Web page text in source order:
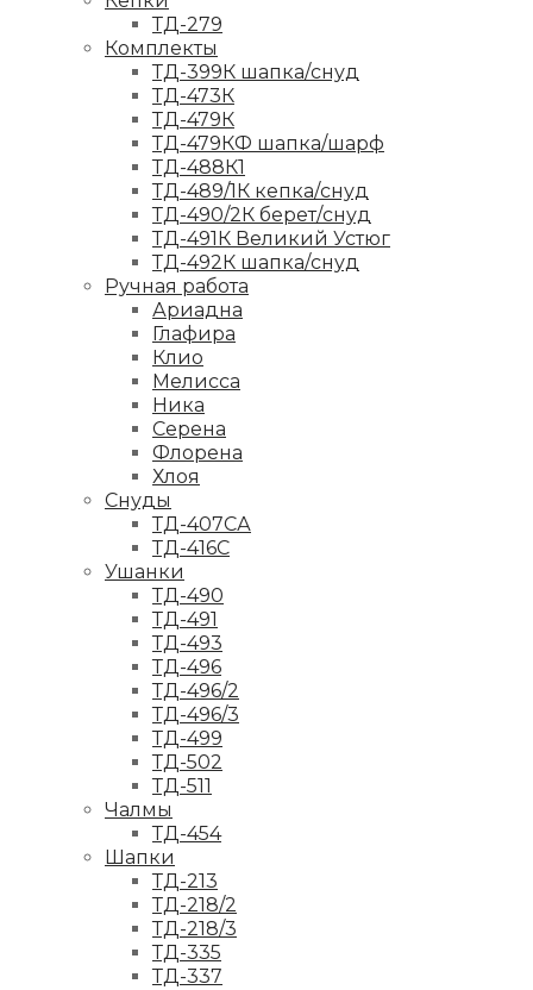
ТД-279
Комплекты
ТД-399К шапка/снуд
ТД-473К
ТД-479К
ТД-479КФ шапка/шарф
ТД-488К1
ТД-489/1К кепка/снуд
ТД-490/2К берет/снуд
ТД-491К Великий Устюг
ТД-492К шапка/снуд
Ручная работа
Ариадна
Глафира
Клио
Мелисса
Ника
Серена
Флорена
Хлоя
Снуды
ТД-407СА
ТД-416С
Ушанки
ТД-490
ТД-491
ТД-493
ТД-496
ТД-496/2
ТД-496/3
ТД-499
ТД-502
ТД-511
Чалмы
ТД-454
Шапки
ТД-213
ТД-218/2
ТД-218/3
ТД-335
ТД-337